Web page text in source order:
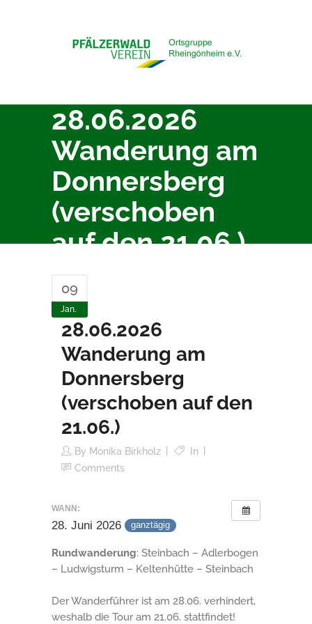
28.06.2026
Wanderung am
Donnersberg
(verschoben
auf den 21.06.)
09
Jan.
28.06.2026
Wanderung am
Donnersberg
(verschoben auf den
21.06.)
By Monika Birkholz
In
Comments
WANN:
28. Juni 2026 ganztägig
Rundwanderung: Steinbach – Adlerbogen
– Ludwigsturm – Keltenhütte – Steinbach
Der Wanderführer ist am 28.06. verhindert,
weshalb die Tour am 21.06. stattfindet!